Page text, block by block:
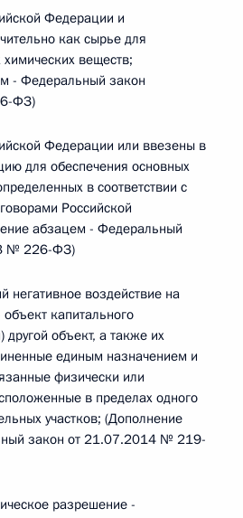
Федерации и
как сырье для
химических веществ;
- Федеральный закон
ФЗ)
Федерации или ввезены в
для обеспечения основных
в соответствии с
Российской
абзацем - Федеральный
№ 226-ФЗ)
негативное воздействие на
капитального
другой объект, а также их
единым назначением и
физически или
в пределах одного
участков; (Дополнение
закон от 21.07.2014 № 219-
разрешение -